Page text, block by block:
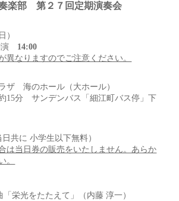
楽部 第２７回定期演奏会
）
14:00
異なりますのでご注意ください。
ザ 海のホール（大ホール）
約15分 サンデンバス「細江町バス停」下
共に 小学生以下無料）
は当日券の販売をいたしません。あらか
。
栄光をたたえて」（内藤 淳一）